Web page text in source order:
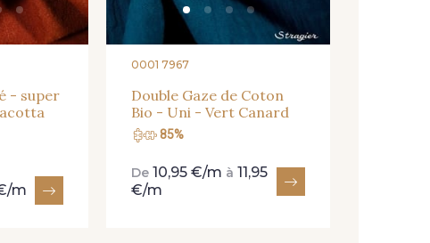
- super
m
0001 7967
Double Gaze de Coton
Bio - Uni - Vert Canard
85%
De10,95 €/m à11,95
€/m